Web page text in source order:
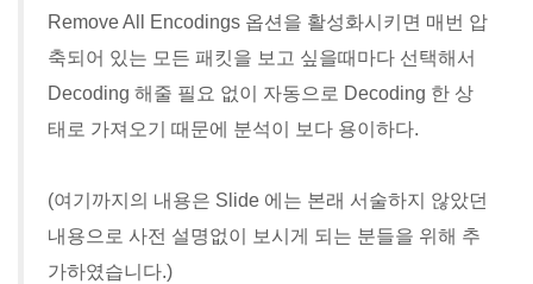
Remove All Encodings 옵션을 활성화시키면 매번 압
축되어 있는 모든 패킷을 보고 싶을때마다 선택해서
Decoding 해줄 필요 없이 자동으로 Decoding 한 상
태로 가져오기 때문에 분석이 보다 용이하다.
(여기까지의 내용은 Slide 에는 본래 서술하지 않았던
내용으로 사전 설명없이 보시게 되는 분들을 위해 추
가하였습니다.)